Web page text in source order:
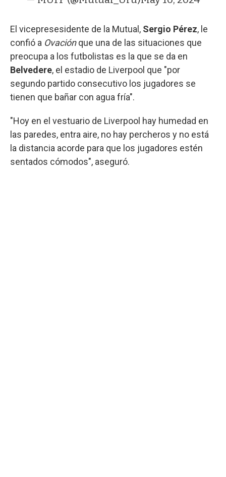
El vicepresesidente de la Mutual, Sergio Pérez, le
confió a Ovaciónque una de las situaciones que
preocupa a los futbolistas es la que se da en
Belvedere, el estadio de Liverpool que "por
segundo partido consecutivo los jugadores se
tienen que bañar con agua fría".
"Hoy en el vestuario de Liverpool hay humedad en
las paredes, entra aire, no hay percheros y no está
la distancia acorde para que los jugadores estén
sentados cómodos", aseguró.